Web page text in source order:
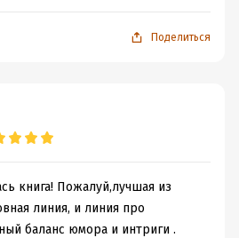
Поделиться
книга! Пожалуй,лучшая из
линия, и линия про
баланс юмора и интриги .